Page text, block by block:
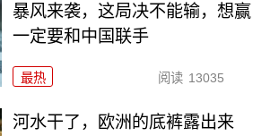
暴风来袭，这局决不能输，想赢
一定要和中国联手
最热 阅读 13035
河水干了，欧洲的底裤露出来